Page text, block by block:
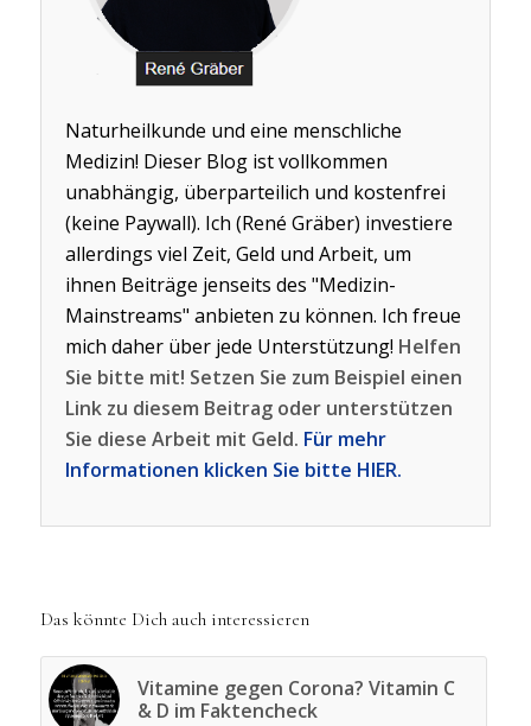
Naturheilkunde und eine menschliche
Medizin! Dieser Blog ist vollkommen
unabhängig, überparteilich und kostenfrei
(keine Paywall). Ich (René Gräber) investiere
allerdings viel Zeit, Geld und Arbeit, um
ihnen Beiträge jenseits des "Medizin-
Mainstreams" anbieten zu können. Ich freue
mich daher über jede Unterstützung! Helfen
Sie bitte mit! Setzen Sie zum Beispiel einen
Link zu diesem Beitrag oder unterstützen
Sie diese Arbeit mit Geld. Für mehr
Informationen klicken Sie bitte HIER.
Das könnte Dich auch interessieren
Vitamine gegen Corona? Vitamin C
& D im Faktencheck